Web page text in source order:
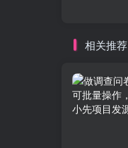
相关推荐